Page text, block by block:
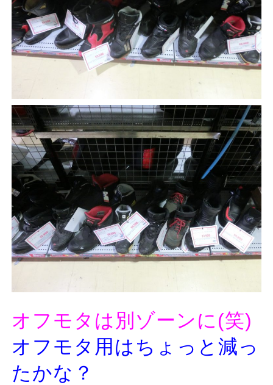
オフモタは別ゾーンに(笑)
オフモタ用はちょっと減っ
たかな？